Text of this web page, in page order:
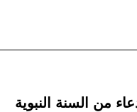
من السنة النبوية